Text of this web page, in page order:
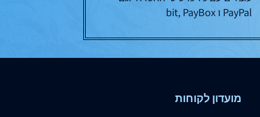
PayPal ו bit, PayBox
מועדון לקוחות